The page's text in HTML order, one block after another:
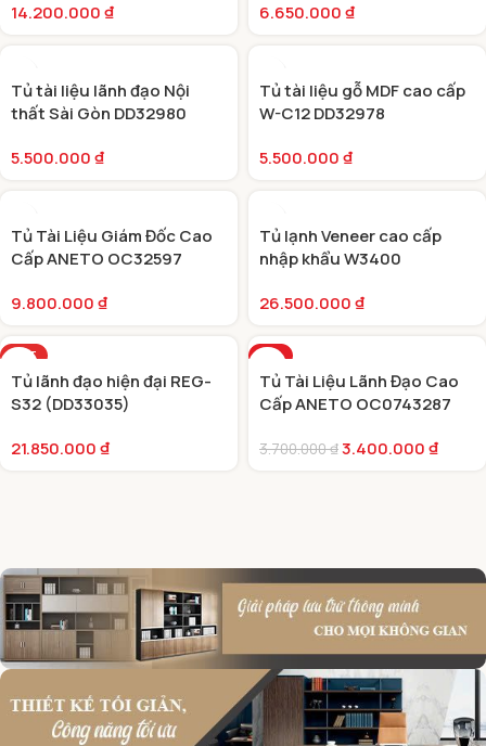
14.200.000₫
6.650.000₫
Tủ tài liệu lãnh đạo Nội
thất Sài Gòn DD32980
5.500.000₫
Tủ tài liệu gỗ MDF cao cấp
W-C12 DD32978
5.500.000₫
Tủ Tài Liệu Giám Đốc Cao
Cấp ANETO OC32597
9.800.000₫
Tủ lạnh Veneer cao cấp
nhập khẩu W3400
26.500.000₫
HOT
Tủ lãnh đạo hiện đại REG-
S32 (DD33035)
21.850.000₫
-8%
Tủ Tài Liệu Lãnh Đạo Cao
Cấp ANETO OC0743287
3.700.000₫3.400.000₫